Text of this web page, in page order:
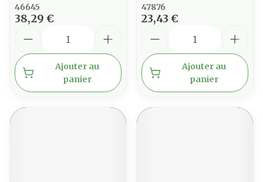
46645
38,29 €
Ajouter au
panier
47876
23,43 €
Ajouter au
panier